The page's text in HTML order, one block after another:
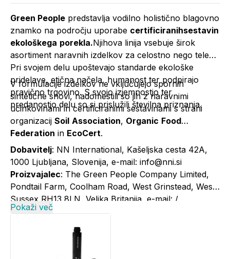
Green People predstavlja vodilno holistično blagovno
znamko na področju uporabe certificiranihsestavin
ekološkega porekla.Njihova linija vsebuje širok
asortiment naravnih izdelkov za celostno nego telesa.
Pri svojem delu upoštevajo standarde ekološke
pridelave, etična načela, humanost ter podpirajo
pravično trgovino. S svojo izjemnostjo ter
predanostjo delu so si prislužili številna priznanja.
V formulacije izdelkov ne vključujejo spornih
sintetične snovi, nadomestili so jih z naravnimi
učinkovinami in certificiranimi sestavinami s strani
organizacij Soil Association, Organic Food
Federation in EcoCert.
Dobavitelj: NN International, Kašeljska cesta 42A,
1000 Ljubljana, Slovenija, e-mail: info@nni.si
Proizvajalec: The Green People Company Limited,
Pondtail Farm, Coolham Road, West Grinstead, West
Sussex RH13 8LN, Velika Britanija, e-mail: /
Pokaži več